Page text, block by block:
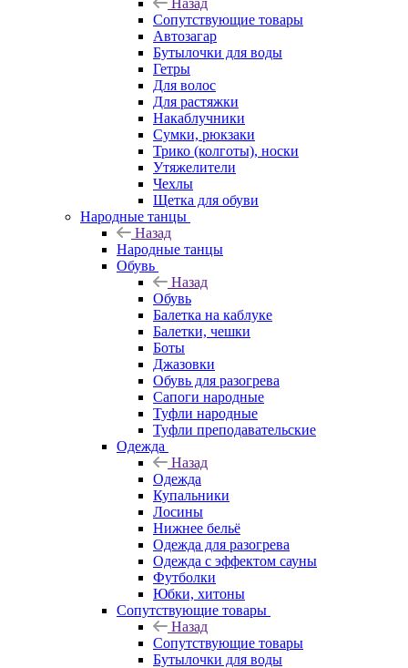
Назад
Сопутствующие товары
Автозагар
Бутылочки для воды
Гетры
Для волос
Для растяжки
Накаблучники
Сумки, рюкзаки
Трико (колготы), носки
Утяжелители
Чехлы
Щетка для обуви
Народные танцы
Назад
Народные танцы
Обувь
Назад
Обувь
Балетка на каблуке
Балетки, чешки
Боты
Джазовки
Обувь для разогрева
Сапоги народные
Туфли народные
Туфли преподавательские
Одежда
Назад
Одежда
Купальники
Лосины
Нижнее бельё
Одежда для разогрева
Одежда с эффектом сауны
Футболки
Юбки, хитоны
Сопутствующие товары
Назад
Сопутствующие товары
Бутылочки для воды